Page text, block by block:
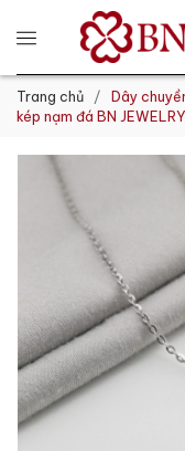
Trang chủ
Dây
kép nạm đá BN